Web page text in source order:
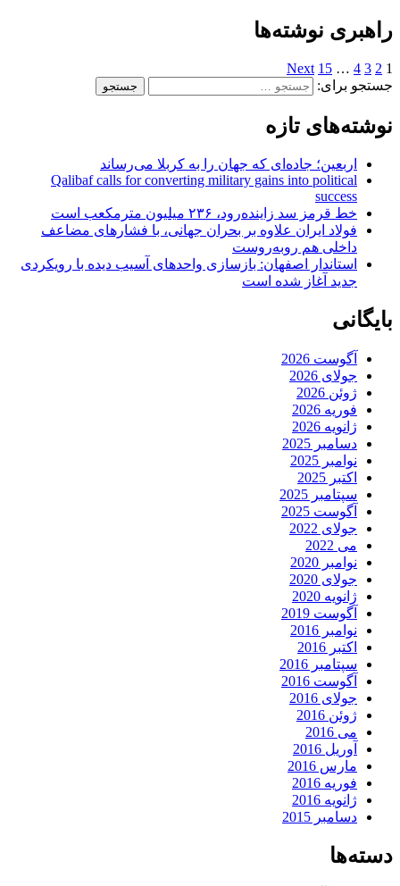
راهبری نوشته‌ها
1
2
3
4
…
15
Next
جستجو برای:
نوشته‌های تازه
اربعین؛ جاده‌ای که جهان را به کربلا می‌رساند
Qalibaf calls for converting military gains into political
success
خط قرمز سد زاینده‌رود، ۲۳۶ میلیون مترمکعب است
فولاد ایران علاوه بر بحران جهانی، با فشارهای مضاعف
داخلی هم روبه‌روست
استاندار اصفهان: بازسازی واحدهای آسیب دیده با رویکردی
جدید آغاز شده است
بایگانی
آگوست 2026
جولای 2026
ژوئن 2026
فوریه 2026
ژانویه 2026
دسامبر 2025
نوامبر 2025
اکتبر 2025
سپتامبر 2025
آگوست 2025
جولای 2022
می 2022
نوامبر 2020
جولای 2020
ژانویه 2020
آگوست 2019
نوامبر 2016
اکتبر 2016
سپتامبر 2016
آگوست 2016
جولای 2016
ژوئن 2016
می 2016
آوریل 2016
مارس 2016
فوریه 2016
ژانویه 2016
دسامبر 2015
دسته‌ها